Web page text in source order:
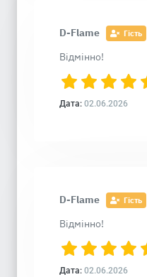
D-Flame Гість
Відмінно!
Дата: 02.06.2026
D-Flame Гість
Відмінно!
Дата: 02.06.2026